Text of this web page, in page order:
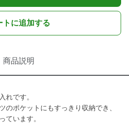
トに追加する
商品説明
れです。
のポケットにもすっきり収納でき、
ています。